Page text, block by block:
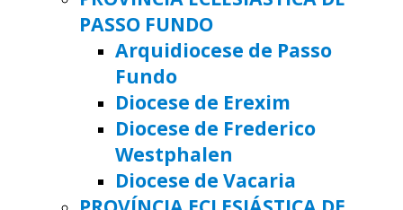
PASSO FUNDO
Arquidiocese de Passo
Fundo
Diocese de Erexim
Diocese de Frederico
Westphalen
Diocese de Vacaria